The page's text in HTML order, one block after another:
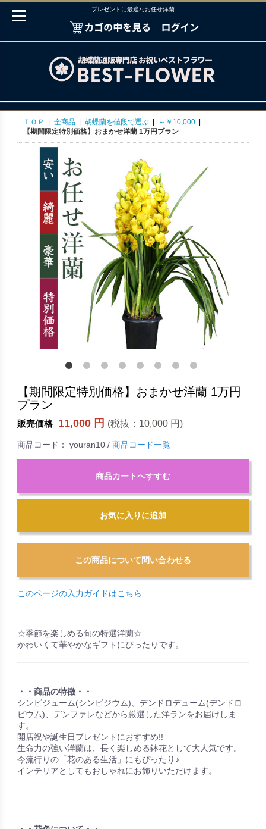
プレゼントに最適なお任せ洋蘭
ＴＯＰ 全商品 胡蝶蘭を値段で選ぶ ～￥10,000
【期間限定特別価格】おまかせ洋蘭 1万円プラン
【期間限定特別価格】おまかせ洋蘭 1万円
プラン
販売価格 11,000 円 (税抜： 10,000 円)
商品コード： youran10/ 商品コード一覧
商品カートへすすむ
お気に入りに追加
このページの入力ガイドはこちら
☆季節を楽しめる旬の特選洋蘭☆
かわいくて華やかなギフトにぴったりです。
・・商品の特徴・・
シンビジューム(シンビジウム)、デンドロデューム(デンドロ
ビウム)、デンファレなどから厳選した洋ランをお届けしま
す。
開店祝や誕生日プレゼントにおすすめ!!
生命力の強い洋蘭は、長く楽しめる鉢花として大人気です。
今流行りの「花のある生活」にもぴったり♪
インテリアとしてもおしゃれにお飾りいただけます。